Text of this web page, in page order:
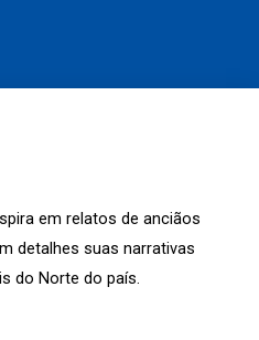
em relatos de anciãos
detalhes suas narrativas
do Norte do país.